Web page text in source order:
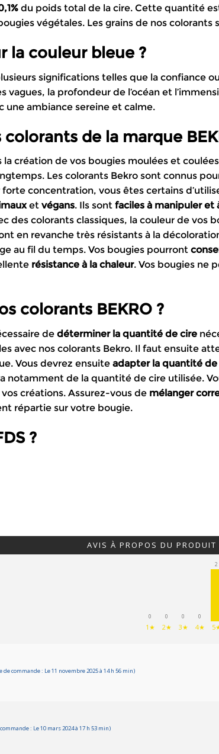
du poids total de la cire. Cette quantité
végétales. Les grains de nos
la couleur bleue ?
significations telles que la confiance
la profondeur de l’océan et
une ambiance sereine et calme.
de la marque
création de vos bougies moulées et
Les colorants Bekro sont connus
concentration, vous êtes certains
et végans. Ils sont faciles à manipuleret
des colorants classiques, la couleur de vos
en revanche très résistants à la
au fil du temps. Vos bougies pourront
résistance à la chaleur. Vos bougies ne
colorants BEKRO ?
de déterminer la quantité de cire
avec nos colorants Bekro. Il faut ensuite
Vous devrez ensuite adapter la quantité
notamment de la quantité de cire utilisée.
créations. Assurez-vous de mélanger
répartie sur votre bougie.
?
AVIS À PROPOS DU PRODUIT
0
1★
0
2★
0
3★
0
4★
2
de commande : Le 11 novembre 2025 à 14 h 56 min)
: Le 10 mars 2024 à 17 h 53 min)